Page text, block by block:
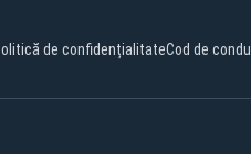
de confidențialitateCod de